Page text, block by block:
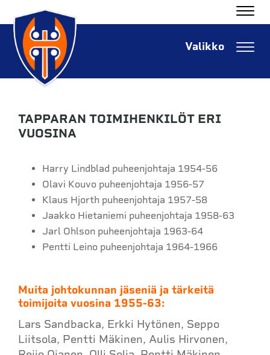
TAPPARAN TOIMIHENKILÖT ERI
VUOSINA
Harry Lindblad puheenjohtaja 1954-56
Olavi Kouvo puheenjohtaja 1956-57
Klaus Hjorth puheenjohtaja 1957-58
Jaakko Hietaniemi puheenjohtaja 1958-63
Jarl Ohlson puheenjohtaja 1963-64
Pentti Leino puheenjohtaja 1964-1966
Muita johtokunnan jäseniä ja tärkeitä
toimijoita vuosina 1955-63:
Lars Sandbacka, Erkki Hytönen, Seppo
Liitsola, Pentti Mäkinen, Aulis Hirvonen,